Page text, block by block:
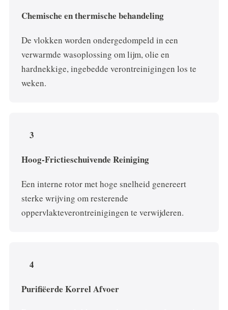
Chemische en thermische behandeling
De vlokken worden ondergedompeld in een
verwarmde wasoplossing om lijm, olie en
hardnekkige, ingebedde verontreinigingen los te
weken.
3
Hoog-Frictieschuivende Reiniging
Een interne rotor met hoge snelheid genereert
sterke wrijving om resterende
oppervlakteverontreinigingen te verwijderen.
4
Purifiëerde Korrel Afvoer